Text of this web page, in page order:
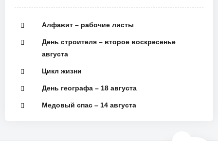
Алфавит – рабочие листы
День строителя – второе воскресенье
августа
Цикл жизни
День географа – 18 августа
Медовый спас – 14 августа